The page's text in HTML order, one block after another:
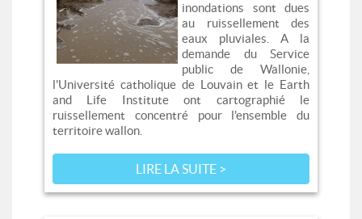
inondations sont dues
au ruissellement des
eaux pluviales. A la
demande du Service
public de Wallonie,
l'Université catholique de Louvain et le Earth
and Life Institute ont cartographié le
ruissellement concentré pour l'ensemble du
territoire wallon.
LIRE LA SUITE >